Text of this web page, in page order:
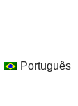
Português